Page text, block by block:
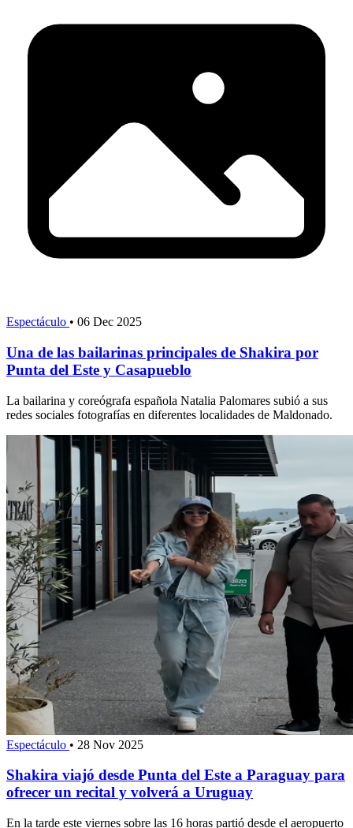
Espectáculo • 06 Dec 2025
Una de las bailarinas principales de Shakira por
Punta del Este y Casapueblo
La bailarina y coreógrafa española Natalia Palomares subió a sus
redes sociales fotografías en diferentes localidades de Maldonado.
Espectáculo • 28 Nov 2025
Shakira viajó desde Punta del Este a Paraguay para
ofrecer un recital y volverá a Uruguay
En la tarde este viernes sobre las 16 horas partió desde el aeropuerto